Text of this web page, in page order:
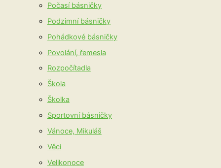
Počasí básničky
Podzimní básničky
Pohádkové básničky
Povolání, řemesla
Rozpočítadla
Škola
Školka
Sportovní básničky
Vánoce, Mikuláš
Věci
Velikonoce